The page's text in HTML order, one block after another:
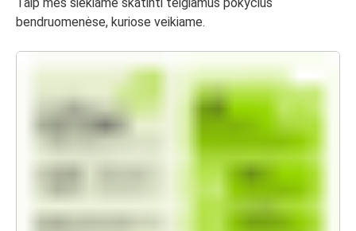
bendruomenėse, kuriose veikiame.